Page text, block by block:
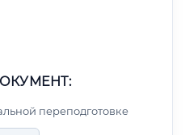
переподготовке